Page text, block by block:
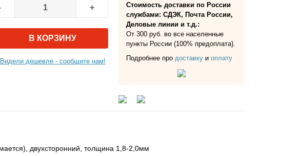
+
В КОРЗИНУ
Видели дешевле - сообщите нам!
Стоимость доставки по России
службами: СДЭК, Почта России,
Деловые линии и т.д.:
От 300 руб. во все населенные
пункты России (100% предоплата).
Подробнее про доставку и оплату
двухсторонний, толщина 1,8-2,0мм